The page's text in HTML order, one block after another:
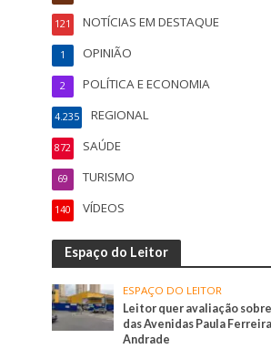
NOTÍCIAS EM DESTAQUE
121
OPINIÃO
1
POLÍTICA E ECONOMIA
2
REGIONAL
4.235
SAÚDE
872
TURISMO
69
VÍDEOS
140
Espaço do Leitor
ESPAÇO DO LEITOR
Leitor quer avaliação
das Avenidas Paula
Andrade